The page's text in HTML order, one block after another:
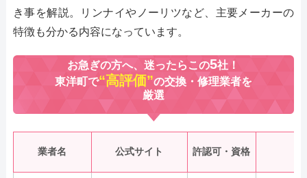
き事を解説。リンナイやノーリツなど、主要メーカーの
特徴も分かる内容になっています。
お急ぎの方へ、迷ったらこの5社！
東洋町で“高評価”の交換・修理業者を
厳選
業者名 公式サイト 許認可・資格